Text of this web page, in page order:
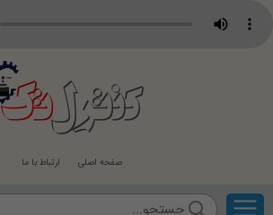
کنترلتک
صفحه اصلی ارتباط با ما